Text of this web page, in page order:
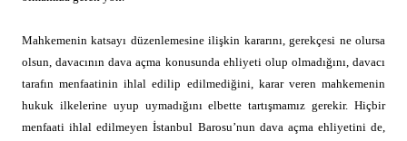
Mahkemenin katsayı düzenlemesine ilişkin kararını, gerekçesi ne olursa
olsun, davacının dava açma konusunda ehliyeti olup olmadığını, davacı
tarafın menfaatinin ihlal edilip edilmediğini, karar veren mahkemenin
hukuk ilkelerine uyup uymadığını elbette tartışmamız gerekir. Hiçbir
menfaati ihlal edilmeyen İstanbul Barosu’nun dava açma ehliyetini de,